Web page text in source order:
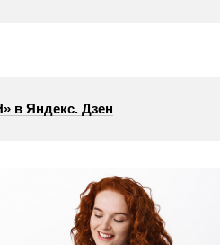
в Яндекс. Дзен